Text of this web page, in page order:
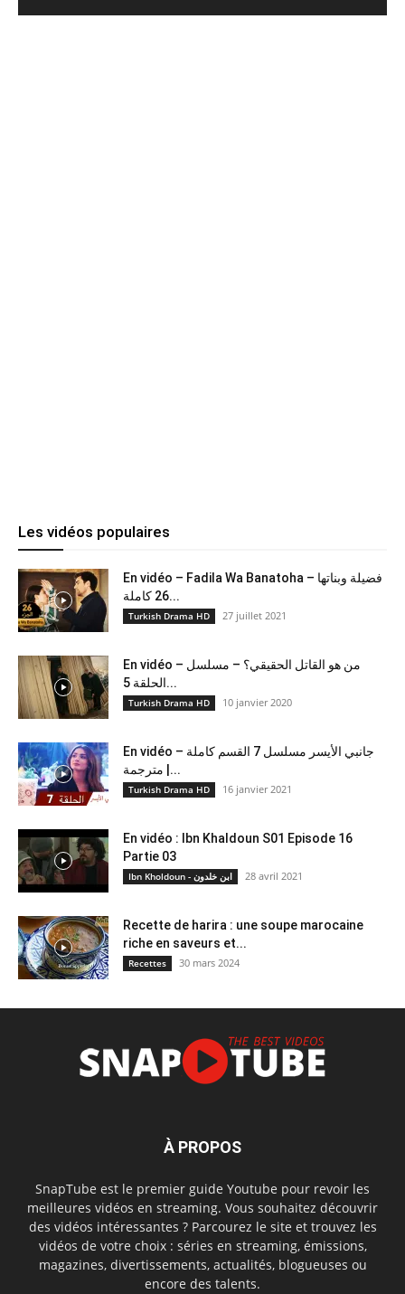
Les vidéos populaires
En vidéo – Fadila Wa Banatoha – فضيلة وبناتها
26 كاملة...
Turkish Drama HD 27 juillet 2021
En vidéo – من هو القاتل الحقيقي؟ – مسلسل
الحلقة 5...
Turkish Drama HD 10 janvier 2020
En vidéo – جانبي الأيسر مسلسل 7 القسم كاملة
مترجمة |...
Turkish Drama HD 16 janvier 2021
En vidéo : Ibn Khaldoun S01 Episode 16
Partie 03
Ibn Kholdoun - ابن خلدون 28 avril 2021
Recette de harira : une soupe marocaine
riche en saveurs et...
Recettes 30 mars 2024
À PROPOS
SnapTube est le premier guide Youtube pour revoir les
meilleures vidéos en streaming. Vous souhaitez découvrir
des vidéos intéressantes ? Parcourez le site et trouvez les
vidéos de votre choix : séries en streaming, émissions,
magazines, divertissements, actualités, blogueuses ou
encore des talents.